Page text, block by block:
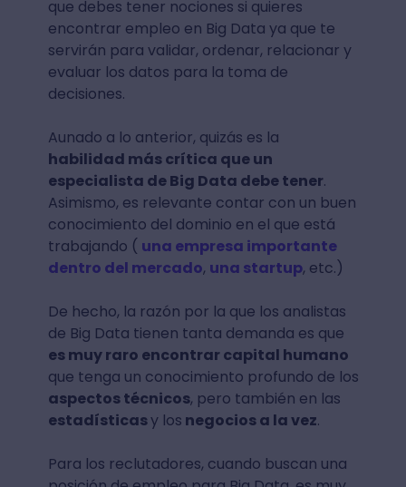
Conocimiento empresarial
Esta también es de las hard skills, en las
que debes tener nociones si quieres
encontrar empleo en Big Data ya que te
servirán para validar, ordenar, relacionar y
evaluar los datos para la toma de
decisiones.
Aunado a lo anterior, quizás es la
habilidad más crítica que un
especialista de Big Data debe tener.
Asimismo, es relevante contar con un buen
conocimiento del dominio en el que está
trabajando ( una empresa importante
dentro del mercado, una startup, etc.)